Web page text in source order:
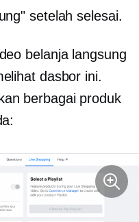
setelah selesai.
belanja langsung
dasbor ini.
berbagai produk